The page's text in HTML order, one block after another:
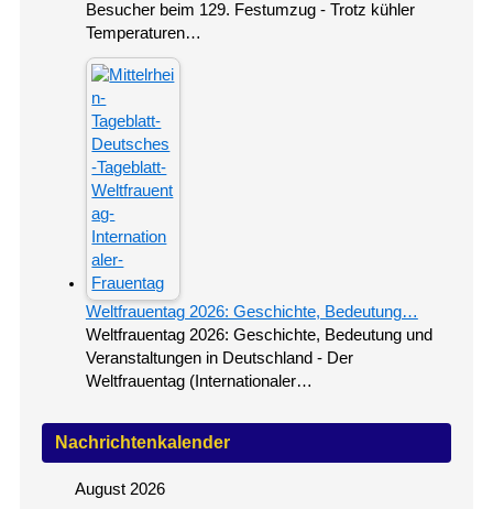
Besucher beim 129. Festumzug - Trotz kühler
Temperaturen…
Weltfrauentag 2026: Geschichte, Bedeutung…
Weltfrauentag 2026: Geschichte, Bedeutung und
Veranstaltungen in Deutschland - Der
Weltfrauentag (Internationaler…
Nachrichtenkalender
August 2026